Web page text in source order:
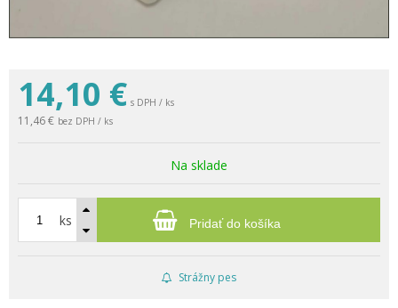
14,10 € s DPH / ks
11,46 € bez DPH / ks
Na sklade
ks Pridať do košíka
Strážny pes